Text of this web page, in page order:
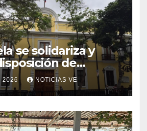
se solidariza y
de
ayuda humanitaria
tras sismo
2026 NOTICIAS VE